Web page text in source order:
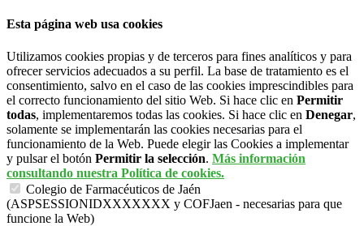
Esta página web usa cookies
Utilizamos cookies propias y de terceros para fines analíticos y para
ofrecer servicios adecuados a su perfil. La base de tratamiento es el
consentimiento, salvo en el caso de las cookies imprescindibles para
el correcto funcionamiento del sitio Web. Si hace clic en Permitir
todas, implementaremos todas las cookies. Si hace clic en Denegar,
solamente se implementarán las cookies necesarias para el
funcionamiento de la Web. Puede elegir las Cookies a implementar
y pulsar el botón Permitir la selección. Más información
consultando nuestra Política de cookies.
Colegio de Farmacéuticos de Jaén
(ASPSESSIONIDXXXXXXX y COFJaen - necesarias para que
funcione la Web)